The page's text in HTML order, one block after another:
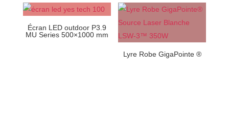
Écran LED outdoor P3.9
MU Series 500×1000 mm
Lyre Robe GigaPointe ®